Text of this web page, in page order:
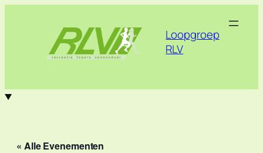
Loopgroep
RLV
« Alle Evenementen